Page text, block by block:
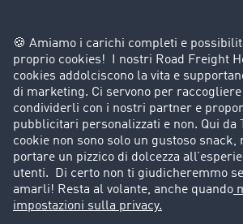
Azienda
Porta un nuovo cliente
Storie di successo
Informazioni legali
Note legali